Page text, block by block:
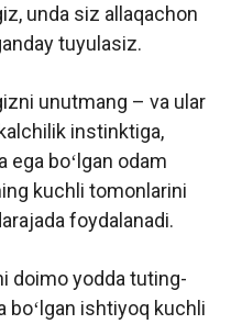
unda siz allaqachon
tuyulasiz.
unutmang – va ular
instinktiga,
ega boʻlgan odam
kuchli tomonlarini
foydalanadi.
doimo yodda tuting-
boʻlgan ishtiyoq kuchli